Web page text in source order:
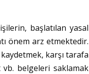
başlatılan yasal
önem arz etmektedir.
karşı tarafa
belgeleri saklamak